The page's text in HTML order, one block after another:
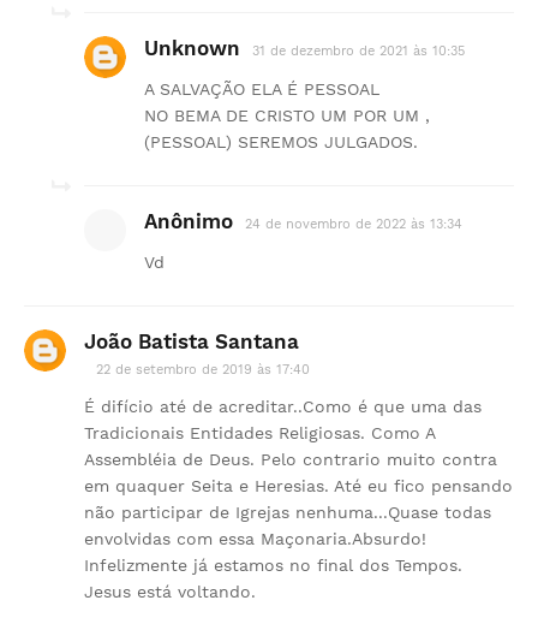
Unknown 31 de dezembro de 2021 às 10:35
A SALVAÇÃO ELA É PESSOAL
NO BEMA DE CRISTO UM POR UM ,
(PESSOAL) SEREMOS JULGADOS.
Anônimo 24 de novembro de 2022 às 13:34
Vd
João Batista Santana
22 de setembro de 2019 às 17:40
É difício até de acreditar..Como é que uma das
Tradicionais Entidades Religiosas. Como A
Assembléia de Deus. Pelo contrario muito contra
em quaquer Seita e Heresias. Até eu fico pensando
não participar de Igrejas nenhuma...Quase todas
envolvidas com essa Maçonaria.Absurdo!
Infelizmente já estamos no final dos Tempos.
Jesus está voltando.